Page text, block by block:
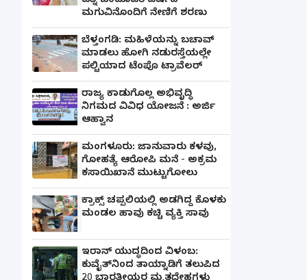
ಮಗುವಿನೊಂದಿಗೆ ನೇಣಿಗೆ ಶರಣು
ಬೆಳ್ತಂಗಡಿ: ಮಹಿಳೆಯನ್ನು ಬಚಾವ್
ಮಾಡಲು ಹೋಗಿ ನಡುರಸ್ತೆಯಲ್ಲೇ
ಪಲ್ಟಿಯಾದ ಟೆಂಪೊ ಟ್ರಾವೆಲರ್
ರಾಜ್ಯ ಕಾಡುಗೊಲ್ಲ ಅಭಿವೃದ್ಧಿ
ನಿಗಮದ ವಿವಿಧ ಯೋಜನೆ : ಅರ್ಜಿ
ಆಹ್ವಾನ
ಮಂಗಳೂರು: ಜಾನುವಾರು ಕಳವು,
ಗೋಹತ್ಯೆ ಆರೋಪಿ ಮನೆ - ಅಕ್ರಮ
ಕಸಾಯಿಖಾನೆ ಮುಟ್ಟುಗೋಲು
ಕ್ರಾಕ್ಸ್ ಚಪ್ಪಲಿಯಲ್ಲಿ ಅಡಗಿದ್ದ ಕೊಳಕು
ಮಂಡಲ ಹಾವು ಕಚ್ಚಿ ವ್ಯಕ್ತಿ ಸಾವು
ಇರಾನ್ ಯುದ್ಧದಿಂದ ವಿಳಂಬ:
ಕುವೈತ್‌ನಿಂದ ತಾಯ್ನಾಡಿಗೆ ತಲುಪಿದ